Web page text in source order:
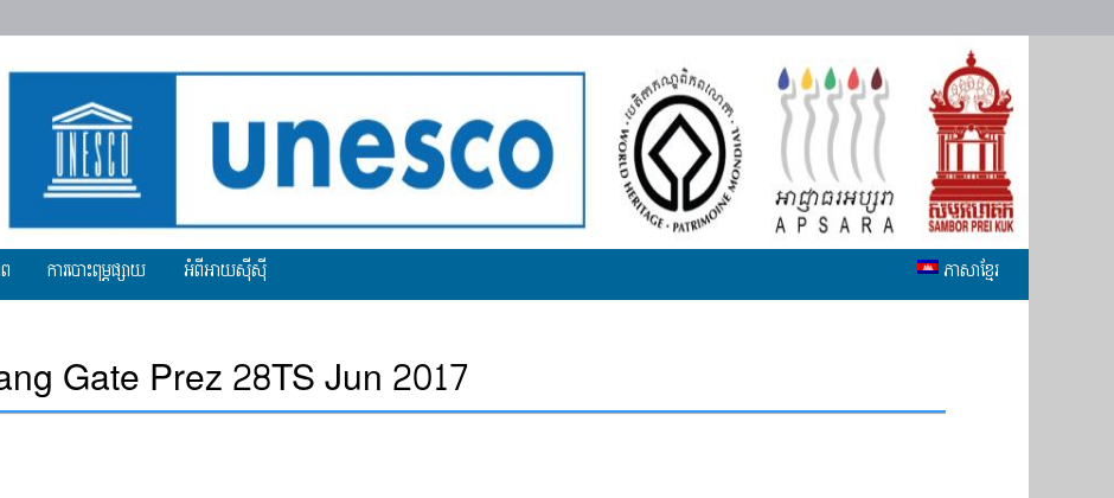
ការបោះពុម្ភផ្សាយ អំពីអាយស៊ីស៊ី ភាសាខ្មែរ
Gate Prez 28TS Jun 2017